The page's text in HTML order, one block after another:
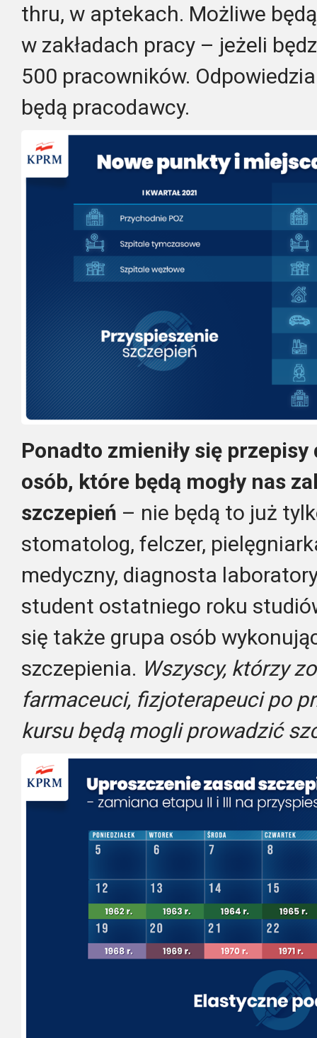
thru, w aptekach. Możliwe
w zakładach pracy – jeżeli
500 pracowników.
będą pracodawcy.
Ponadto zmieniły się
osób, które będą mogły nas
szczepień – nie będą to już
stomatolog, felczer,
medyczny, diagnosta
student ostatniego roku
się także grupa osób
szczepienia. Wszyscy, którzy
farmaceuci, fizjoterapeuci po
kursu będą mogli prowadzić